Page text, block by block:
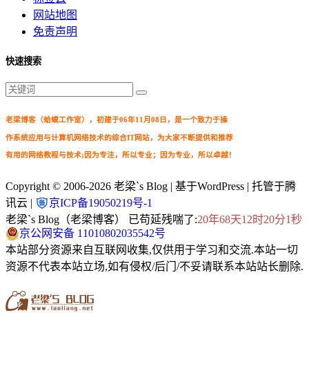
网站地图
免责声明
快速搜索
老梁博客（蛤蟆工作室），初建于06年11月08日，是一个致力于操
作系统应用与计算机网络技术的综合IT网站，为大家不断提供和推荐
有用的网络教程与技术;因为专注，所以专业；因为专业，所以卓越！
Copyright © 2006-2026 老梁`s Blog | 基于WordPress | 托管于腾
讯云 |
京ICP备19050219号-1
老梁`s Blog（老梁博客） 已苟延残喘了:20年68天12时20分2秒
京公网安备 11010802035542号
本站部分资源来自互联网收集,仅供用于学习和交流.本站一切
资源不代表本站立场,如有侵权/后门/不妥请联系本站站长删除.